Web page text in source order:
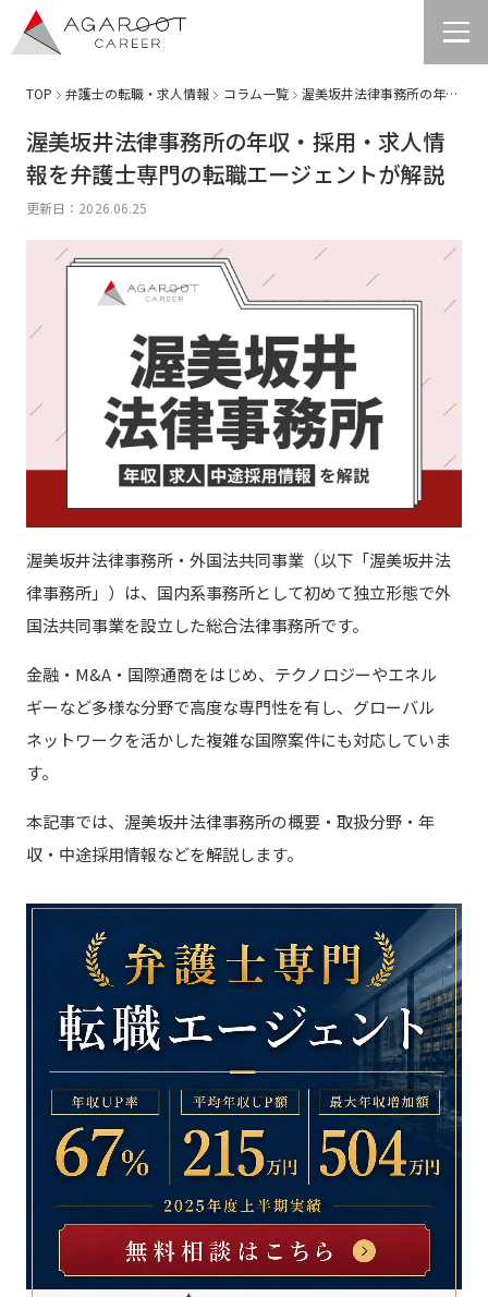
総合トップ
コンサルタント紹介
弁護士の転職
法務の転職
経理・財務の転職
人事の転職
経営企画の転職
事業開発の転職
プライバシーポリシー 会社概要 総合お問い合わせ
採用担当者の方のお問い合わせ
TOP 弁護士の転職・求人情報 コラム一覧 渥美坂井法律事務所の年収・採用・求人情報を弁護士専門の転職エージェントが解説
渥美坂井法律事務所の年収・採用・求人情
報を弁護士専門の転職エージェントが解説
更新日：2026.06.25
渥美坂井法律事務所・外国法共同事業（以下「渥美坂井法
律事務所」）は、国内系事務所として初めて独立形態で外
国法共同事業を設立した総合法律事務所です。
金融・M&A・国際通商をはじめ、テクノロジーやエネル
ギーなど多様な分野で高度な専門性を有し、グローバル
ネットワークを活かした複雑な国際案件にも対応していま
す。
本記事では、渥美坂井法律事務所の概要・取扱分野・年
収・中途採用情報などを解説します。